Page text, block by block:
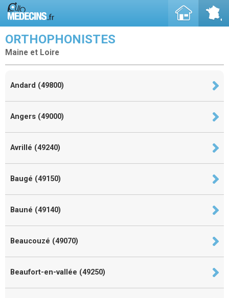
ORTHOPHONISTES
Maine et Loire
Andard (49800)
Angers (49000)
Avrillé (49240)
Baugé (49150)
Bauné (49140)
Beaucouzé (49070)
Beaufort-en-vallée (49250)